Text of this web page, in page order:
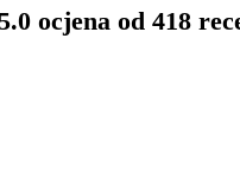
ocjena od 418